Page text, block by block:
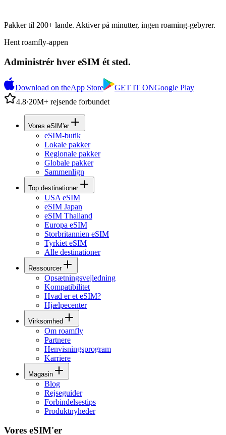
Pakker til 200+ lande. Aktiver på minutter, ingen roaming-gebyrer.
Hent roamfly-appen
Administrér hver eSIM ét sted.
Download on theApp Store GET IT ONGoogle Play
4.8·20M+ rejsende forbundet
Vores eSIM'er
eSIM-butik
Lokale pakker
Regionale pakker
Globale pakker
Sammenlign
Top destinationer
USA eSIM
eSIM Japan
eSIM Thailand
Europa eSIM
Storbritannien eSIM
Tyrkiet eSIM
Alle destinationer
Ressourcer
Opsætningsvejledning
Kompatibilitet
Hvad er et eSIM?
Hjælpecenter
Virksomhed
Om roamfly
Partnere
Henvisningsprogram
Karriere
Magasin
Blog
Rejseguider
Forbindelsestips
Produktnyheder
Vores eSIM'er